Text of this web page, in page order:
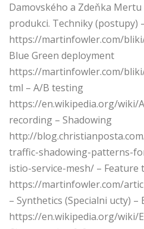
Damovského a Zdeňka
produkci. Techniky (postupy)
https://martinfowler.com/
Blue Green deployment
https://martinfowler.com/
tml – A/B testing
https://en.wikipedia.org/wiki/
recording – Shadowing
http://
traffic-shadowing-patterns-
istio-service-mesh/ – Feature
https://martinfowler.com/
– Synthetics (Specialni ucty)
https://en.wikipedia.org/wiki/